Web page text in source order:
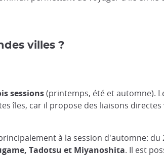
villes ?
sessions(printemps, été et automne).
îles, car il propose des liaisons directes
à la session d'automne:
Tadotsu et Miyanoshita. Il est